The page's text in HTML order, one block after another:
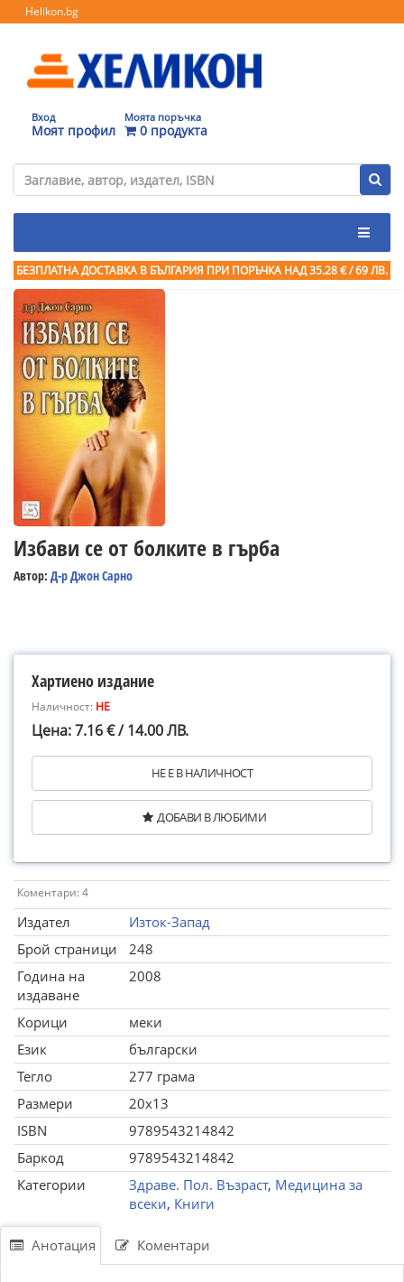
Helikon.bg
Вход
Моят профил
Моята поръчка
0 продукта
БЕЗПЛАТНА ДОСТАВКА В БЪЛГАРИЯ ПРИ ПОРЪЧКА НАД 35.28 € / 69 ЛВ.
Избави се от болките в гърба
Автор: Д-р Джон Сарно
Хартиено издание
Наличност: НЕ
Цена: 7.16 € / 14.00 ЛВ.
НЕ Е В НАЛИЧНОСТ
ДОБАВИ В ЛЮБИМИ
Коментари: 4
Издател
Изток-Запад
Брой страници
248
Година на
издаване
2008
Корици
меки
Език
български
Тегло
277 грама
Размери
20x13
ISBN
9789543214842
Баркод
9789543214842
Категории
Здраве. Пол. Възраст, Медицина за
всеки, Книги
Анотация Коментари